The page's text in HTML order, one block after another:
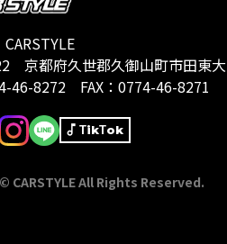
京都府久世郡久御山町市田東
46-8272 FAX：0774-46-8271
TikTok
CARSTYLE All Rights Reserved.